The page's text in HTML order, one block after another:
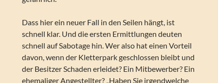
Dass hier ein neuer Fall in den Seilen hängt, ist
schnell klar. Und die ersten Ermittlungen deuten
schnell auf Sabotage hin. Wer also hat einen Vorteil
davon, wenn der Kletterpark geschlossen bleibt und
der Besitzer Schaden erleidet? Ein Mitbewerber? Ein
ehemaliger Angestellter? „Haben Sie irgendwelche